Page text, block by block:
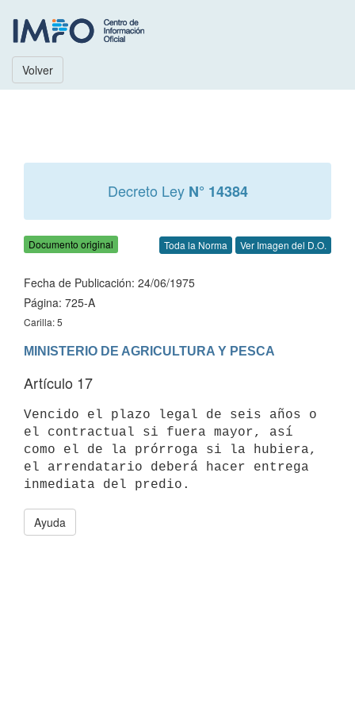
Volver
Decreto Ley N° 14384
Documento original Toda la Norma Ver Imagen del D.O.
Fecha de Publicación: 24/06/1975
Página: 725-A
Carilla: 5
MINISTERIO DE AGRICULTURA Y PESCA
Artículo 17
Vencido el plazo legal de seis años o
el contractual si fuera mayor, así
como el de la prórroga si la hubiera,
el arrendatario deberá hacer entrega
Ayuda